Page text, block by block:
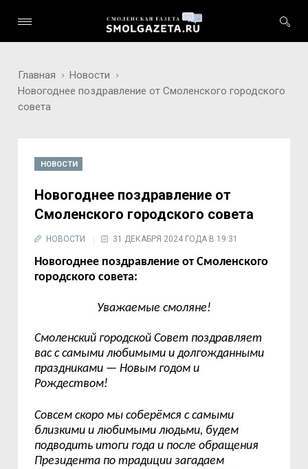
Главная
Новости
Новогоднее поздравление от Смоленского городского
совета
НОВОСТИ
Новогоднее поздравление от
Смоленского городского совета
НОВОСТИ 31 ДЕКАБРЯ 2024 ГОДА В 19:31
Новогоднее поздравление от Смоленского
городского совета:
Уважаемые смоляне!
Смоленский городской Совет поздравляет
вас с самыми любимыми и долгожданными
праздниками — Новым годом и
Рождеством!
Совсем скоро мы соберёмся с самыми
близкими и любимыми людьми, будем
подводить итоги года и после обращения
Президента по традиции загадаем